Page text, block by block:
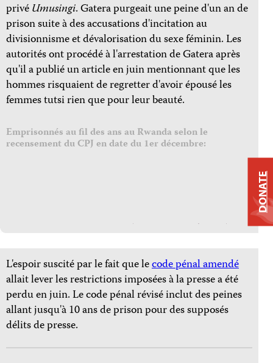
privéUmusingi. Gatera purgeait une peine d'un an de
prison suite à des accusations d'incitation au
divisionnisme et dévalorisation du sexe féminin. Les
autorités ont procédé à l'arrestation de Gatera après
qu'il a publié un article en juin mentionnant que les
hommes risquaient de regretter d'avoir épousé les
femmes tutsi rien que pour leur beauté.
Emprisonnés au fil des ans au Rwanda selon le
recensement du CPJ en date du 1er décembre:
L'espoir suscité par le fait que lecode pénal amendé
allait lever les restrictions imposées à la presse a été
perdu en juin. Le code pénal révisé inclut des peines
allant jusqu'à 10 ans de prison pour des supposés
délits de presse.
DONATE